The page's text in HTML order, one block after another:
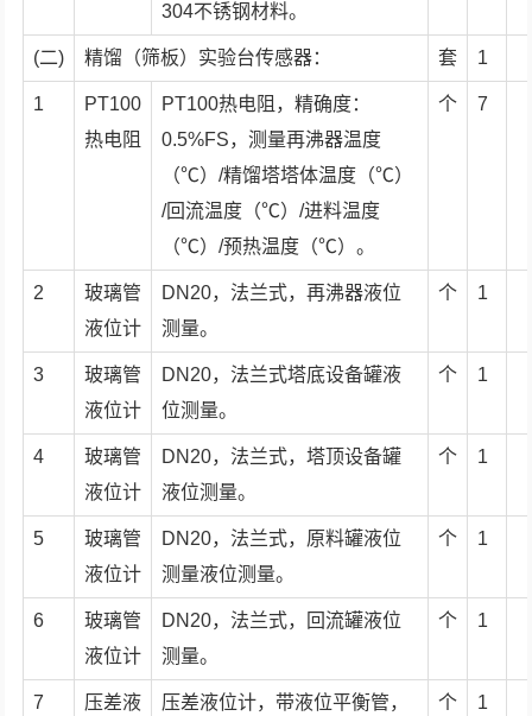
304不锈钢材料。
(二) 精馏（筛板）实验台传感器： 套 1
1
PT100
热电阻
PT100热电阻，精确度：
0.5%FS，测量再沸器温度
（℃）/精馏塔塔体温度（℃）
/回流温度（℃）/进料温度
（℃）/预热温度（℃）。
个 7
2
玻璃管
液位计
DN20，法兰式，再沸器液位
测量。
个 1
3
玻璃管
液位计
DN20，法兰式塔底设备罐液
位测量。
个 1
4
玻璃管
液位计
DN20，法兰式，塔顶设备罐
液位测量。
个 1
5
玻璃管
液位计
DN20，法兰式，原料罐液位
测量液位测量。
个 1
6
玻璃管
液位计
DN20，法兰式，回流罐液位
测量。
个 1
7
压差液
压差液位计，带液位平衡管，
个 1